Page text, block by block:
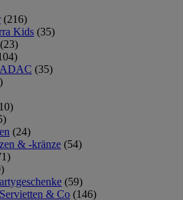
(216)
Kids (35)
(23)
(35)
(24)
& -kränze (54)
(59)
& Co (146)